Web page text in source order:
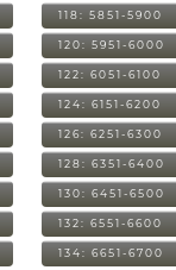
118: 5851-5900
120: 5951-6000
122: 6051-6100
124: 6151-6200
126: 6251-6300
128: 6351-6400
130: 6451-6500
132: 6551-6600
134: 6651-6700